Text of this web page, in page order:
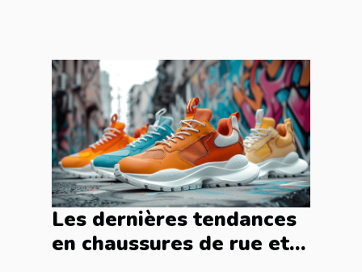
Les dernières tendances
en chaussures de rue et